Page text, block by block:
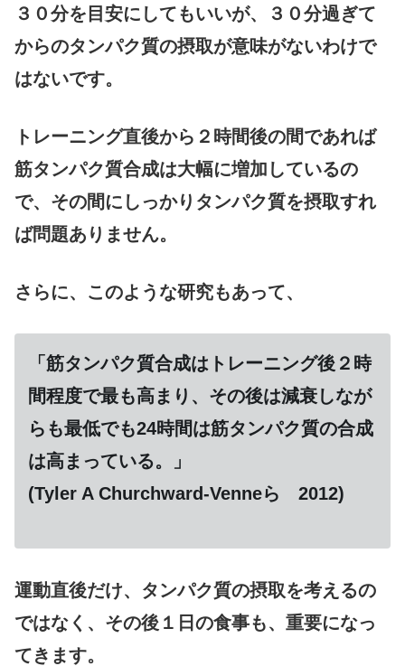
３０分を目安にしてもいいが、３０分過ぎて
からのタンパク質の摂取が意味がないわけで
はないです。
トレーニング直後から２時間後の間であれば
筋タンパク質合成は大幅に増加しているの
で、その間にしっかりタンパク質を摂取すれ
ば問題ありません。
さらに、このような研究もあって、
「筋タンパク質合成はトレーニング後２時
間程度で最も高まり、その後は減衰しなが
らも最低でも24時間は筋タンパク質の合成
は高まっている。」
(Tyler A Churchward-Venneら 2012)
運動直後だけ、タンパク質の摂取を考えるの
ではなく、その後１日の食事も、重要になっ
てきます。